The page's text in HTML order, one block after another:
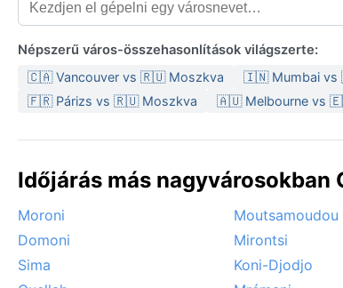
Népszerű város-összehasonlítások világszerte:
🇨🇦 Vancouver vs 🇷🇺 Moszkva 🇮🇳 Mumbai vs
🇫🇷 Párizs vs 🇷🇺 Moszkva
🇦🇺 Melbourne vs
Időjárás más
Moroni Moutsamoudou
Domoni
Mirontsi
Sima
Koni-Djodjo